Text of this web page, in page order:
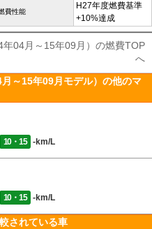
費性能
H27年度燃費基準
+10%達成
04月～15年09月）の燃費TOP
へ
～15年09月モデル）の他のマ
10・15 -km/L
10・15 -km/L
されている車